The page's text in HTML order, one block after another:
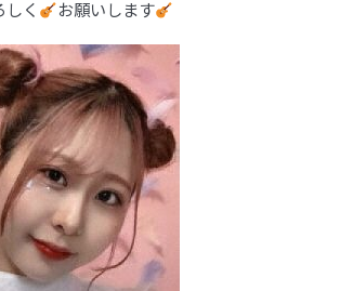
しく お願いします